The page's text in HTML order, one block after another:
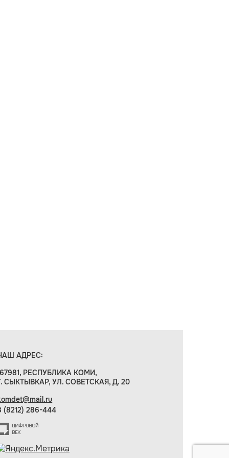
АДРЕС:
РЕСПУБЛИКА КОМИ,
СЫКТЫВКАР, УЛ. СОВЕТСКАЯ, Д. 20
(8212) 286-444